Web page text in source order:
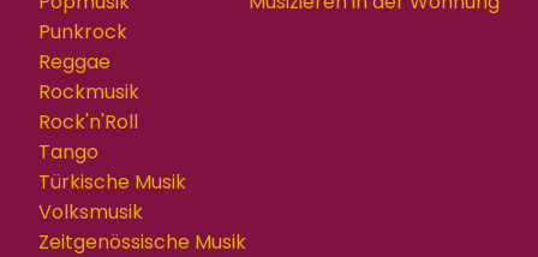
Punkrock
Reggae
Rockmusik
Rock'n'Roll
Tango
Türkische Musik
Volksmusik
Zeitgenössische Musik